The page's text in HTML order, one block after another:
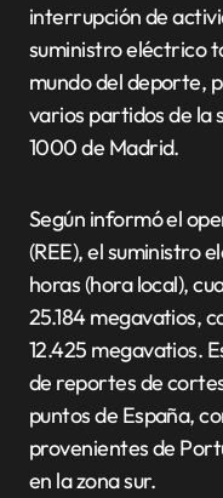
interrupción de
suministro eléctrico
mundo del deporte,
varios partidos de la
1000 de Madrid.
Según informó el
(REE), el suministro
horas (hora local),
25.184 megavatios,
12.425 megavatios.
de reportes de
puntos de España,
provenientes de
en la zona sur.